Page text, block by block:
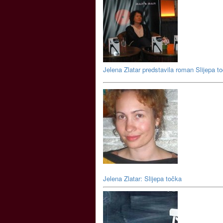
Jelena Zlatar predstavila roman Slijepa
Jelena Zlatar: Slijepa točka